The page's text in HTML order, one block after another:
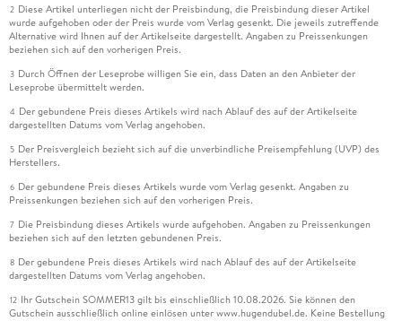
2 Diese Artikel unterliegen nicht der Preisbindung, die Preisbindung dieser Artikel
wurde aufgehoben oder der Preis wurde vom Verlag gesenkt. Die jeweils zutreffende
Alternative wird Ihnen auf der Artikelseite dargestellt. Angaben zu Preissenkungen
beziehen sich auf den vorherigen Preis.
3 Durch Öffnen der Leseprobe willigen Sie ein, dass Daten an den Anbieter der
Leseprobe übermittelt werden.
4 Der gebundene Preis dieses Artikels wird nach Ablauf des auf der Artikelseite
dargestellten Datums vom Verlag angehoben.
5 Der Preisvergleich bezieht sich auf die unverbindliche Preisempfehlung (UVP) des
Herstellers.
6 Der gebundene Preis dieses Artikels wurde vom Verlag gesenkt. Angaben zu
Preissenkungen beziehen sich auf den vorherigen Preis.
7 Die Preisbindung dieses Artikels wurde aufgehoben. Angaben zu Preissenkungen
beziehen sich auf den letzten gebundenen Preis.
8 Der gebundene Preis dieses Artikels wird nach Ablauf des auf der Artikelseite
dargestellten Datums vom Verlag angehoben.
12 Ihr Gutschein SOMMER13 gilt bis einschließlich 10.08.2026. Sie können den
Gutschein ausschließlich online einlösen unter www.hugendubel.de. Keine Bestellung